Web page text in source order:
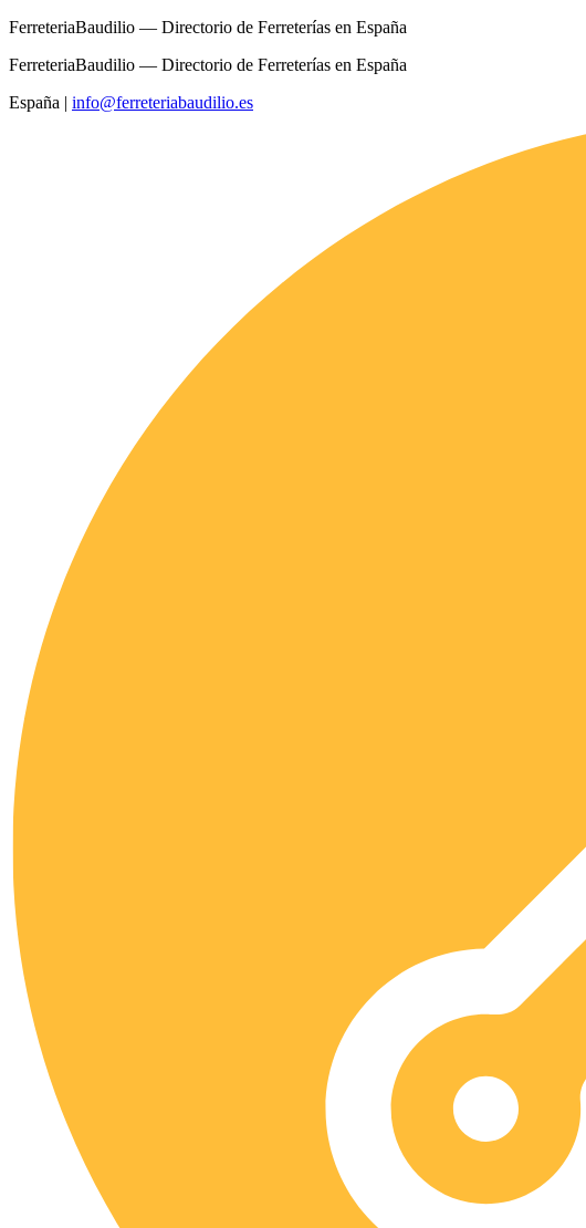
FerreteriaBaudilio — Directorio de Ferreterías en España
FerreteriaBaudilio — Directorio de Ferreterías en España
España | info@ferreteriabaudilio.es